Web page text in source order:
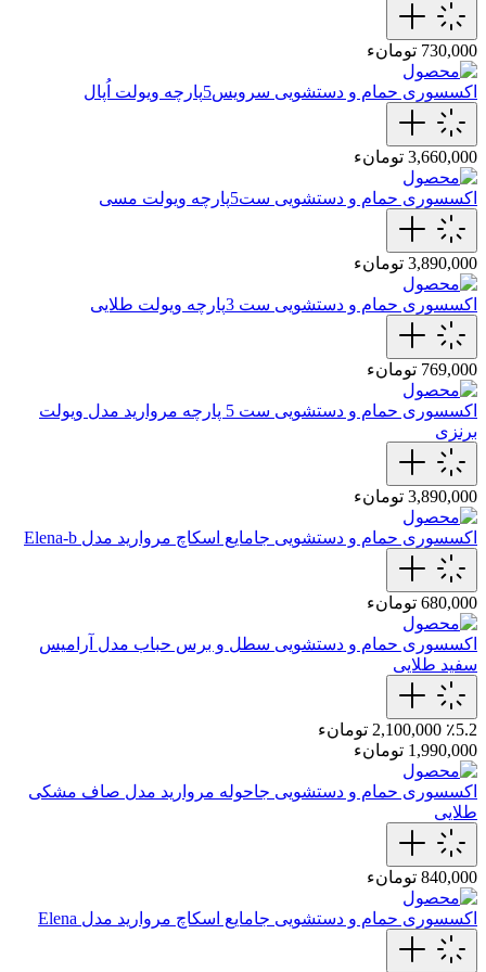
730,000 تومانء
اکسسوری حمام و دستشویی سرویس‌5‌پارچه‌ ویولت اُپال
3,660,000 تومانء
اکسسوری حمام و دستشویی ست‌5‌پارچه‌ ویولت مسی
3,890,000 تومانء
اکسسوری حمام و دستشویی ست 3پارچه ویولت طلایی
769,000 تومانء
اکسسوری حمام و دستشویی
ست‌ 5‌ پارچه‌ مروارید مدل ویولت
برنزی
3,890,000 تومانء
اکسسوری حمام و دستشویی جامایع اسکاچ مروارید مدل Elena-b
680,000 تومانء
اکسسوری حمام و دستشویی سطل و برس حباب مدل آرامیس
سفید طلایی
٪5.2 2,100,000 تومانء
1,990,000 تومانء
اکسسوری حمام و دستشویی جاحوله مروارید مدل صاف مشکی
طلایی
840,000 تومانء
اکسسوری حمام و دستشویی جامایع اسکاچ مروارید مدل Elena